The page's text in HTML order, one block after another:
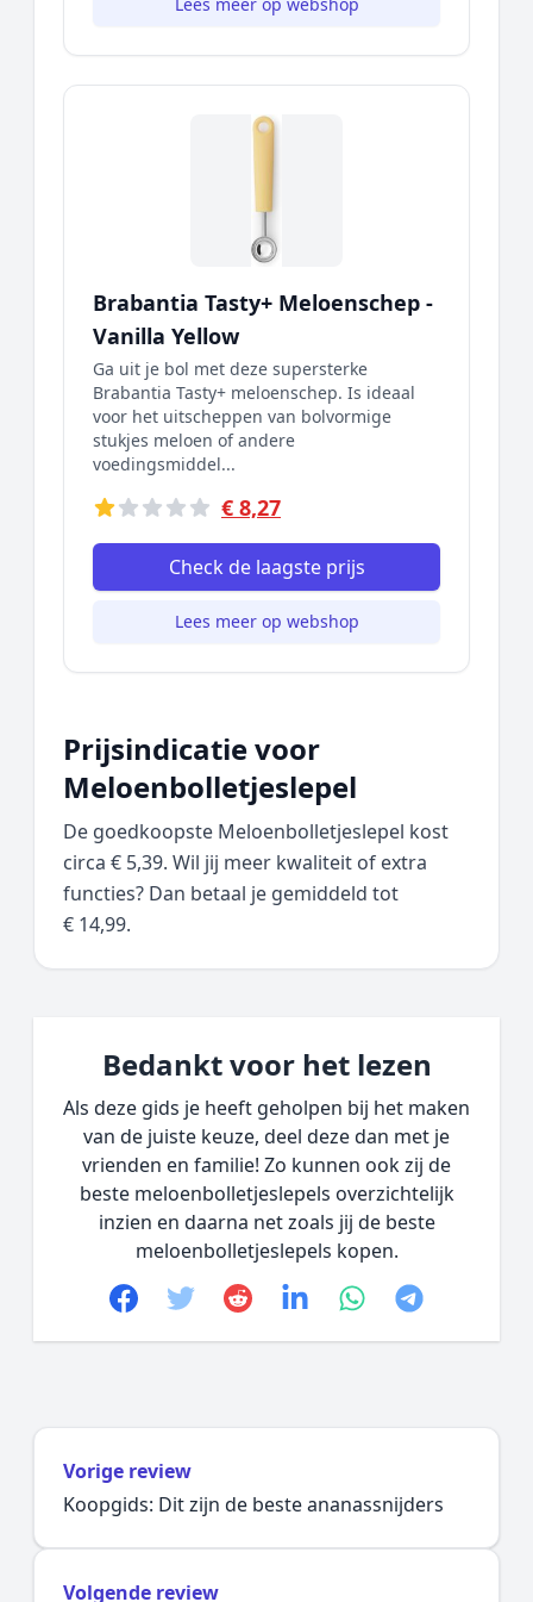
Brabantia Tasty+ Meloenschep -
Vanilla Yellow
Ga uit je bol met deze supersterke
Brabantia Tasty+ meloenschep. Is ideaal
voor het uitscheppen van bolvormige
stukjes meloen of andere
voedingsmiddel...
€ 8,27
Check de laagste prijs
Lees meer op webshop
Prijsindicatie voor
Meloenbolletjeslepel
De goedkoopste Meloenbolletjeslepel kost
circa € 5,39. Wil jij meer kwaliteit of extra
functies? Dan betaal je gemiddeld tot
€ 14,99.
Bedankt voor het lezen
Als deze gids je heeft geholpen bij het maken
van de juiste keuze, deel deze dan met je
vrienden en familie! Zo kunnen ook zij de
beste meloenbolletjeslepels overzichtelijk
inzien en daarna net zoals jij de beste
meloenbolletjeslepels kopen.
Facebook
TwitterRedditlinkedinwhatsapp
telegram
Vorige review
Koopgids: Dit zijn de beste ananassnijders
Volgende review